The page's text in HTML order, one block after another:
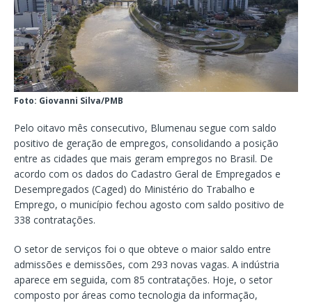
Foto: Giovanni Silva/PMB
Pelo oitavo mês consecutivo, Blumenau segue com saldo
positivo de geração de empregos, consolidando a posição
entre as cidades que mais geram empregos no Brasil. De
acordo com os dados do Cadastro Geral de Empregados e
Desempregados (Caged) do Ministério do Trabalho e
Emprego, o município fechou agosto com saldo positivo de
338 contratações.
O setor de serviços foi o que obteve o maior saldo entre
admissões e demissões, com 293 novas vagas. A indústria
aparece em seguida, com 85 contratações. Hoje, o setor
composto por áreas como tecnologia da informação,